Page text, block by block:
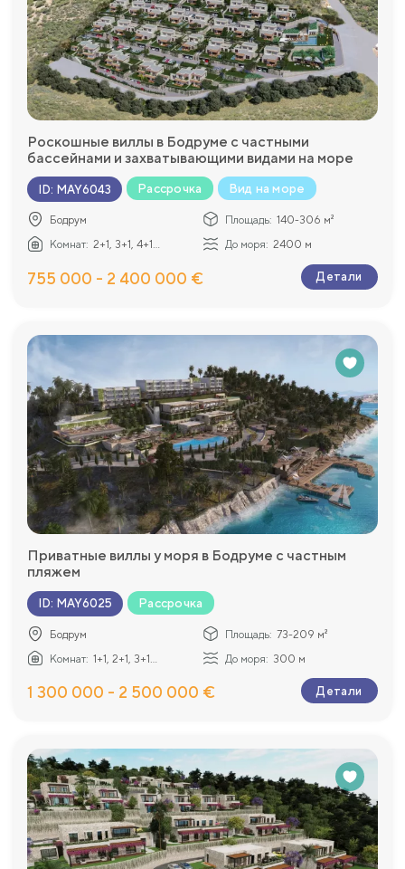
Роскошные виллы в Бодруме с частными
бассейнами и захватывающими видами на морe
ID: MAY6043 Рассрочка Вид на море
Бодрум Площадь: 140-306 м²
Комнат: 2+1, 3+1, 4+1... До моря: 2400 м
755 000 - 2 400 000 € Детали
Приватные виллы у моря в Бодруме с частным
пляжем
ID: MAY6025 Рассрочка
Бодрум Площадь: 73-209 м²
Комнат: 1+1, 2+1, 3+1... До моря: 300 м
1 300 000 - 2 500 000 € Детали